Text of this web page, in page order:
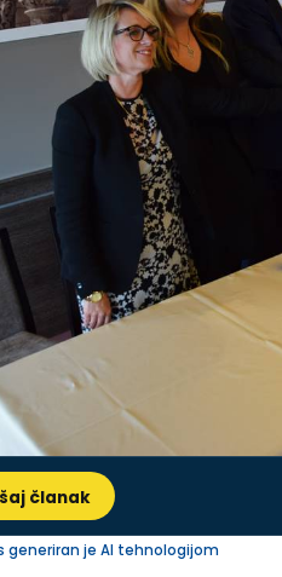
članak
generiran je AI tehnologijom